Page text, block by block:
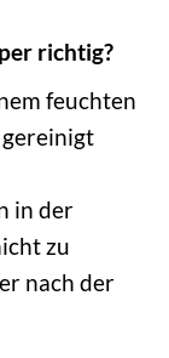
richtig?
feuchten
in der
zu
nach der